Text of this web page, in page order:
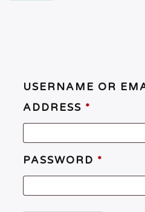
USERNAME OR
ADDRESS *
PASSWORD *